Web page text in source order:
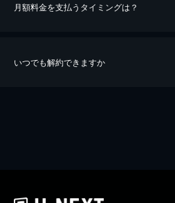
※40％ポイント還元の対象は、クレジットカード
iOSアプリのUコイン決済による作品の購入 / レ
月額料金を支払うタイミングは？
いつでも解約できますか